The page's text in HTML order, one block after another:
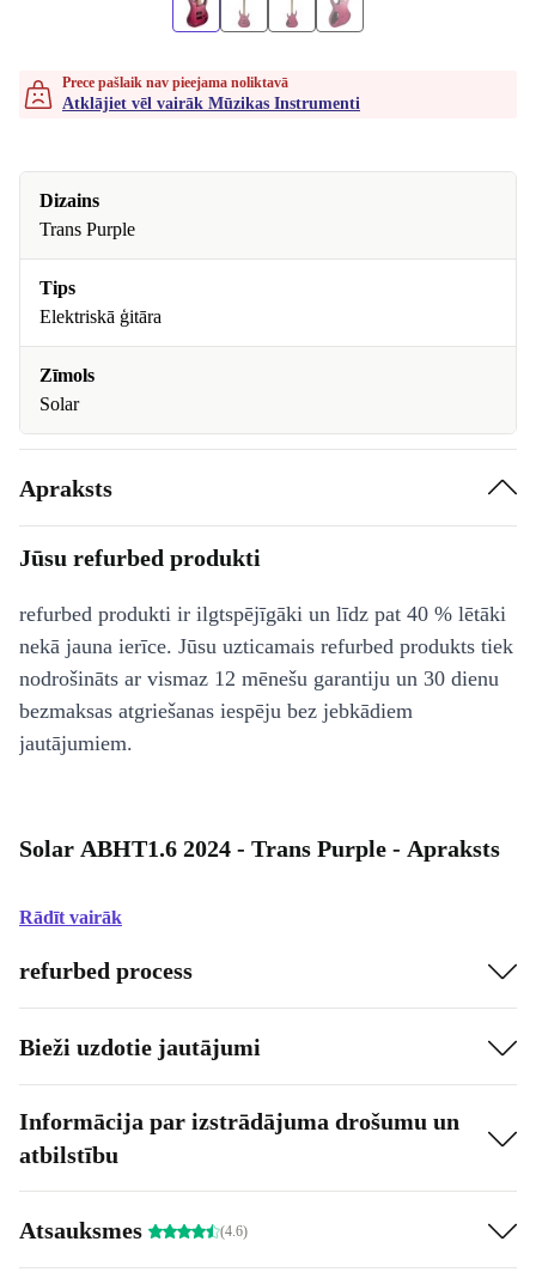
Prece pašlaik nav pieejama noliktavā
Atklājiet vēl vairāk Mūzikas Instrumenti
Dizains
Trans Purple
Tips
Elektriskā ģitāra
Zīmols
Solar
Apraksts
Jūsu refurbed produkti
refurbed produkti ir ilgtspējīgāki un līdz pat 40 % lētāki
nekā jauna ierīce. Jūsu uzticamais refurbed produkts tiek
nodrošināts ar vismaz 12 mēnešu garantiju un 30 dienu
bezmaksas atgriešanas iespēju bez jebkādiem
jautājumiem.
Solar ABHT1.6 2024 - Trans Purple - Apraksts
Rādīt vairāk
refurbed process
Bieži uzdotie jautājumi
Informācija par izstrādājuma drošumu un
atbilstību
Atsauksmes (4.6)